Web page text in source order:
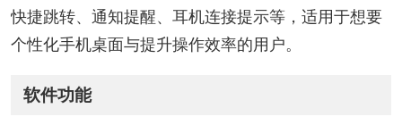
快捷跳转、通知提醒、耳机连接提示等，适用于想要
个性化手机桌面与提升操作效率的用户。
软件功能